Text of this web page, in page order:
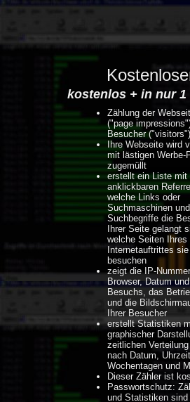
kostenlos + in nur
Zählung der
("page
Besucher ("visitors")
Ihre Webseite wird
mit lästigen Werbe-
zugemüllt
erstellt ein Liste mit
anklickbaren
welche Links oder
Suchmaschinen und
Suchbegriffe die
Ihrer Seite gelangt
welche Seiten Ihres
Internetauftrittes
besuchen
zeigt die IP-
Browser, Datum
Besuchs, das
und die
Ihrer Besucher
erstellt Statistiken
graphischer
zeitlichen
nach Datum,
Wochentagen und
Dieser Zähler ist
Passwortschutz:
und Statistiken sind